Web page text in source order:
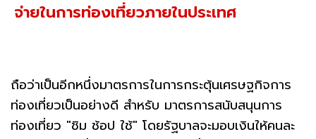
จ่ายในการท่องเที่ยวภายในประเทศ
ถือว่าเป็นอีกหนึ่งมาตรการในการกระตุ้นเศรษฐกิจการ
ท่องเที่ยวเป็นอย่างดี สำหรับ มาตรการสนับสนุนการ
ท่องเที่ยว "ชิม ช้อป ใช้" โดยรัฐบาลจะมอบเงินให้คนละ